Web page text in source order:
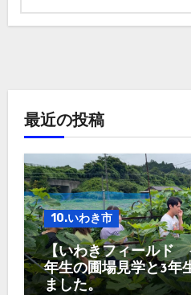
最近の投稿
10.いわき市
【いわきフィールド
年生の圃場見学と3年
ました。